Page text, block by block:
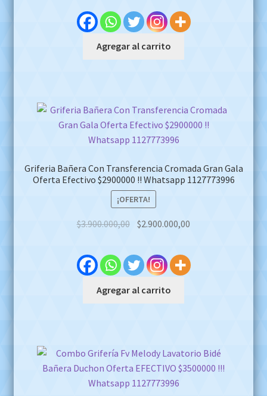
was:
$3.500.000,00. $2.500.000,00.
Agregar al carrito
Griferia Bañera Con Transferencia Cromada Gran Gala
Oferta Efectivo $2900000 !! Whatsapp 1127773996
¡OFERTA!
$3.900.000,00 Original
was:
$3.900.000,00.
$2.900.000,00
$2.900.000,00.
Agregar al carrito